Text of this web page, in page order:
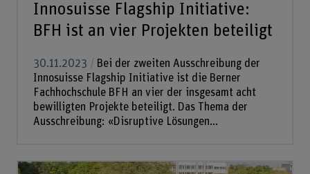
Innosuisse Flagship Initiative:
BFH ist an vier Projekten beteiligt
30.11.2023
Bei der zweiten Ausschreibung der
Innosuisse Flagship Initiative ist die Berner
Fachhochschule BFH an vier der insgesamt acht
bewilligten Projekte beteiligt. Das Thema der
Ausschreibung: «Disruptive Lösungen...